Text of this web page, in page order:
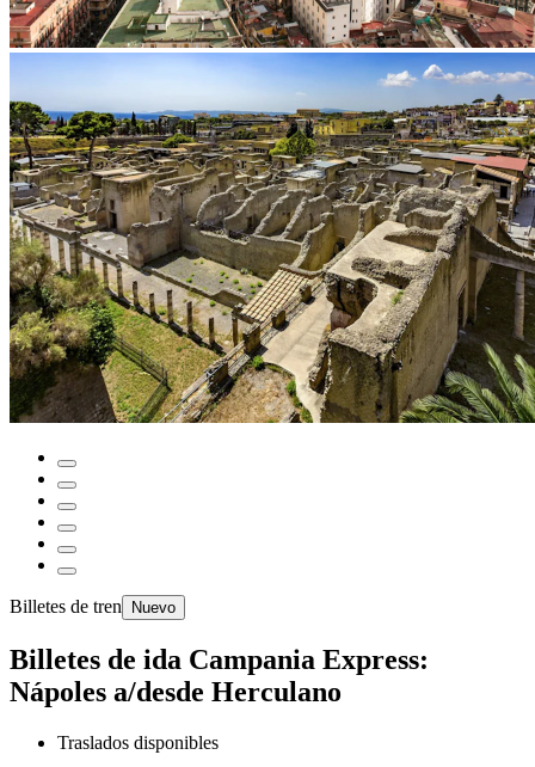
Billetes de tren Nuevo
Billetes de ida Campania Express:
Nápoles a/desde Herculano
Traslados disponibles